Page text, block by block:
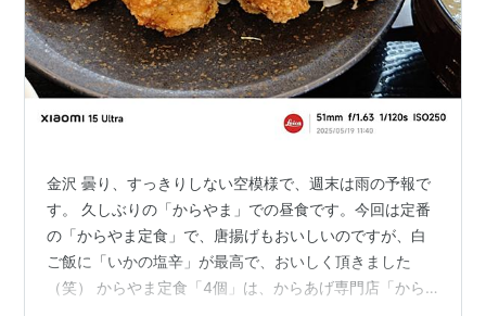
金沢 曇り、すっきりしない空模様で、週末は雨の予報で
す。 久しぶりの「からやま」での昼食です。今回は定番
の「からやま定食」で、唐揚げもおいしいのですが、白
ご飯に「いかの塩辛」が最高で、おいしく頂きました
（笑） からやま定食「4個」は、からあげ専門店「から